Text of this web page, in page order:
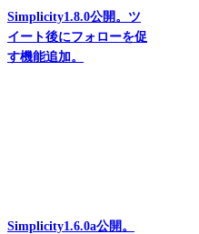
Simplicity1.8.0公開。ツ
イート後にフォローを促
す機能追加。
Simplicity1.6.0a公開。